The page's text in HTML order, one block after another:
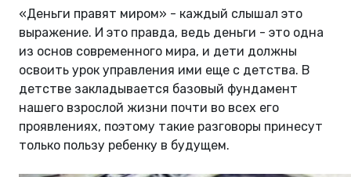
«Деньги правят миром» - каждый слышал это
выражение. И это правда, ведь деньги - это одна
из основ современного мира, и дети должны
освоить урок управления ими еще с детства. В
детстве закладывается базовый фундамент
нашего взрослой жизни почти во всех его
проявлениях, поэтому такие разговоры принесут
только пользу ребенку в будущем.